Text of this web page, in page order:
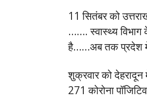
11 सितंबर को
……. स्वास्थ्य विभाग
है……अब तक प्रदेश में
शुक्रवार को
271 कोरोना